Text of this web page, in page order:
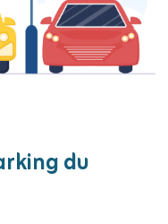
du